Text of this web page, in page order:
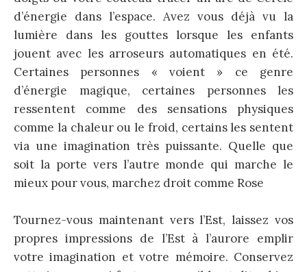
d’énergie dans l’espace. Avez vous déjà vu la
lumière dans les gouttes lorsque les enfants
jouent avec les arroseurs automatiques en été.
Certaines personnes « voient » ce genre
d’énergie magique, certaines personnes les
ressentent comme des sensations physiques
comme la chaleur ou le froid, certains les sentent
via une imagination très puissante. Quelle que
soit la porte vers l’autre monde qui marche le
mieux pour vous, marchez droit comme Rose
Tournez-vous maintenant vers l’Est, laissez vos
propres impressions de l’Est à l’aurore emplir
votre imagination et votre mémoire. Conservez